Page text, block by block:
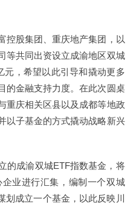
控股集团、重庆地产集团，以
等共同出资设立成渝地区双城
元，希望以此引导和撬动更多
的金融支持力度。在此次圆桌
重庆相关区县以及成都等地政
以子基金的方式撬动战略新兴
的成渝双城ETF指数基金，将
业进行汇集，编制一个双城
划成立一个基金，以此反映川